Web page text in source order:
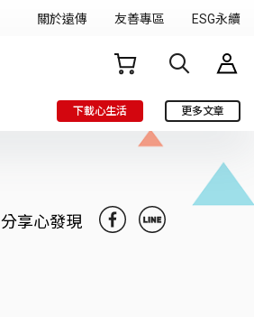
下載心生活 更多文章
分享心發現